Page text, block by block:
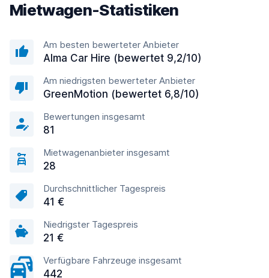
Mietwagen-Statistiken
Am besten bewerteter Anbieter
Alma Car Hire (bewertet 9,2/10)
Am niedrigsten bewerteter Anbieter
GreenMotion (bewertet 6,8/10)
Bewertungen insgesamt
81
Mietwagenanbieter insgesamt
28
Durchschnittlicher Tagespreis
41 €
Niedrigster Tagespreis
21 €
Verfügbare Fahrzeuge insgesamt
442